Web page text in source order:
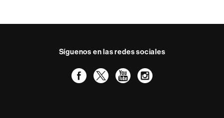
Síguenos en las redes sociales
Facebook
TwitterYouTube
Instagram